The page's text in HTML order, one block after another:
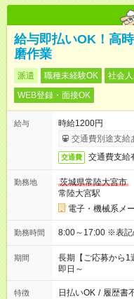
給与即払いOK！高
磨作業
派遣 職種未経験OK 社会
WEB登録・面接OK
給与
時給1200円
交通費別途支給
交通費 交通費支給
勤務地
茨城県常陸大宮市
常陸大宮駅
電子・機械系メ
勤務時間 8:00～
期間
長期【ご応募から1
即日～
特徴 日払いOK / 履歴書